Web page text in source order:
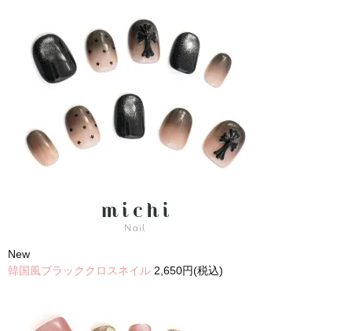
New
韓国風ブラッククロスネイル 2,650円(税込)